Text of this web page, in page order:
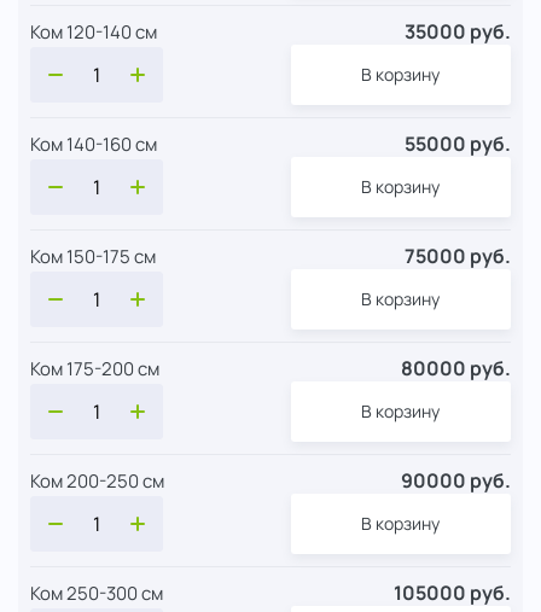
Ком 120-140 см 35000 руб.
В корзину
Ком 140-160 см 55000 руб.
В корзину
Ком 150-175 см 75000 руб.
В корзину
Ком 175-200 см 80000 руб.
В корзину
Ком 200-250 см 90000 руб.
В корзину
Ком 250-300 см 105000 руб.